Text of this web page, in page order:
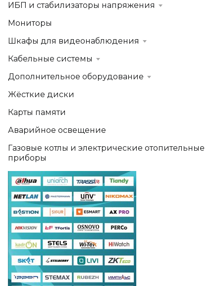
ИБП и стабилизаторы напряжения
Мониторы
Шкафы для видеонаблюдения
Кабельные системы
Дополнительное оборудование
Жёсткие диски
Карты памяти
Аварийное освещение
Газовые котлы и электрические отопительные
приборы